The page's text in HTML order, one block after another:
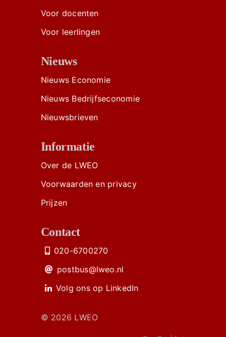
Voor docenten
Voor leerlingen
Nieuws
Nieuws Economie
Nieuws Bedrijfseconomie
Nieuwsbrieven
Informatie
Over de LWEO
Voorwaarden en privacy
Prijzen
Contact
020-6700270
postbus@lweo.nl
Volg ons op LinkedIn
© 2026 LWEO